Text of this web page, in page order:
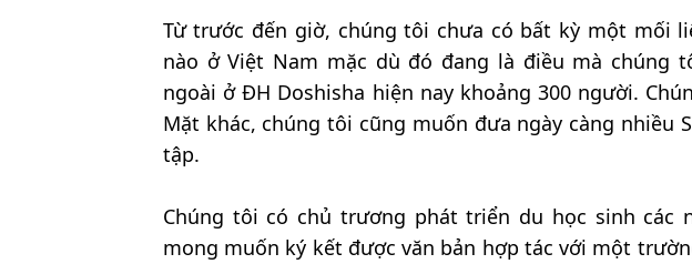
Từ trước đến giờ, chúng tôi chưa có bất kỳ một mối
nào ở Việt Nam mặc dù đó đang là điều mà chúng
ngoài ở ĐH Doshisha hiện nay khoảng 300 người.
Mặt khác, chúng tôi cũng muốn đưa ngày càng nhiều
tập.
Chúng tôi có chủ trương phát triển du học sinh các
mong muốn ký kết được văn bản hợp tác với một